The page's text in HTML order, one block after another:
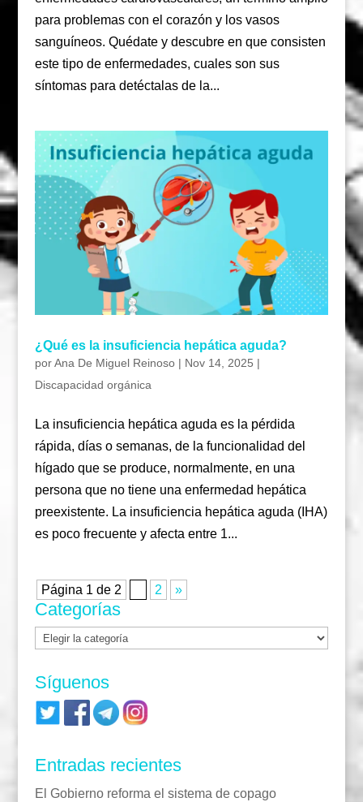
para problemas con el corazón y los vasos
sanguíneos. Quédate y descubre en que consisten
este tipo de enfermedades, cuales son sus
síntomas para detéctalas de la...
¿Qué es la insuficiencia hepática aguda?
porAna De Miguel Reinoso| Nov 14, 2025 |
Discapacidad orgánica
La insuficiencia hepática aguda es la pérdida
rápida, días o semanas, de la funcionalidad del
hígado que se produce, normalmente, en una
persona que no tiene una enfermedad hepática
preexistente. La insuficiencia hepática aguda (IHA)
es poco frecuente y afecta entre 1...
Página 1 de 2 2 »
Categorías
Categorías
Síguenos
Entradas recientes
El Gobierno reforma el sistema de copago